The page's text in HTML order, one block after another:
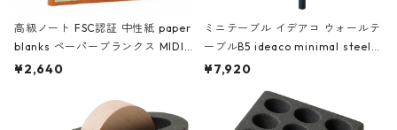
高級ノート FSC認証 中性紙 paper
blanks ペーパーブランクス MIDI
ハードカバー 罫線 ヴァン・ゴッホ
¥2,640
ミニテーブル イデアコ ウォールテ
ーブルB5 ideaco minimal steel f
urniture WALL Table B5 ネイビー
¥7,920